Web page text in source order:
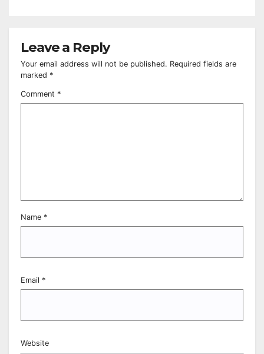
Leave a Reply
Your email address will not be published. Required fields are
marked *
Comment *
Name *
Email *
Website